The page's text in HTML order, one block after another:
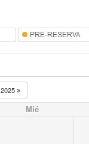
2025
Mié